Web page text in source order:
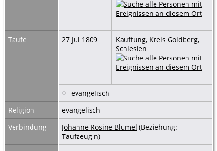
Taufe 27 Jul 1809
Kauffung, Kreis Goldberg,
Schlesien
evangelisch
Religion
evangelisch
Verbindung
Johanne Rosine Blümel (Beziehung:
Taufzeugin)